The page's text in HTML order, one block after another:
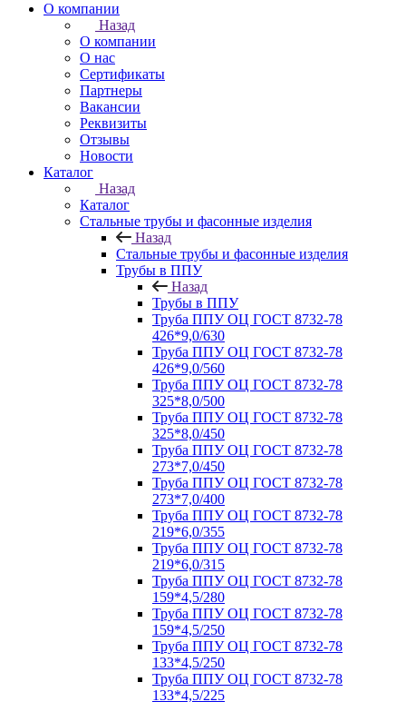
О компании
Назад
О компании
О нас
Сертификаты
Партнеры
Вакансии
Реквизиты
Отзывы
Новости
Каталог
Назад
Каталог
Стальные трубы и фасонные изделия
Назад
Стальные трубы и фасонные изделия
Трубы в ППУ
Назад
Трубы в ППУ
Труба ППУ ОЦ ГОСТ 8732-78
426*9,0/630
Труба ППУ ОЦ ГОСТ 8732-78
426*9,0/560
Труба ППУ ОЦ ГОСТ 8732-78
325*8,0/500
Труба ППУ ОЦ ГОСТ 8732-78
325*8,0/450
Труба ППУ ОЦ ГОСТ 8732-78
273*7,0/450
Труба ППУ ОЦ ГОСТ 8732-78
273*7,0/400
Труба ППУ ОЦ ГОСТ 8732-78
219*6,0/355
Труба ППУ ОЦ ГОСТ 8732-78
219*6,0/315
Труба ППУ ОЦ ГОСТ 8732-78
159*4,5/280
Труба ППУ ОЦ ГОСТ 8732-78
159*4,5/250
Труба ППУ ОЦ ГОСТ 8732-78
133*4,5/250
Труба ППУ ОЦ ГОСТ 8732-78
133*4,5/225